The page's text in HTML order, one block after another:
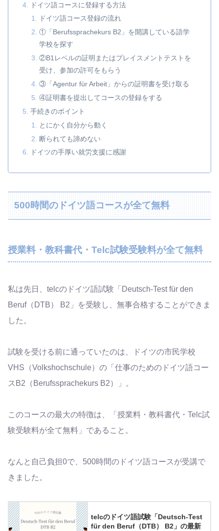
ドイツ語コースに登録する方法
ドイツ語コース登録の流れ
①「Berufssprachekurs B2」を開講している語学
学校を探す
②B1レベルの証明またはプレイスメントテストを
受け、参加の許可をもらう
③「Agentur für Arbeit」からの証明書を受け取る
④証明書を提出してコースの登録をする
手続きのポイント
とにかく自分から動く
断られても諦めない
ドイツの手厚い就労支援に感謝
500時間のドイツ語コースが全て無料
授業料・教科書代・Telc試験受験料が全て無料
私は先日、telcのドイツ語試験「Deutsch-Test für den
Beruf（DTB） B2」を受験し、無事合格することができま
した。
試験を受ける前に通っていたのは、ドイツの市民学校
VHS（Volkshochschule）の「仕事のためのドイツ語コー
スB2（Berufssprachekurs B2）」。
このコースの最大の特徴は、「授業料・教科書代・Telc試
験受験料が全て無料」であること。
なんと自己負担0で、500時間のドイツ語コースが受講で
きました。
telcのドイツ語試験「Deutsch-Test
für den Beruf（DTB） B2」の最新